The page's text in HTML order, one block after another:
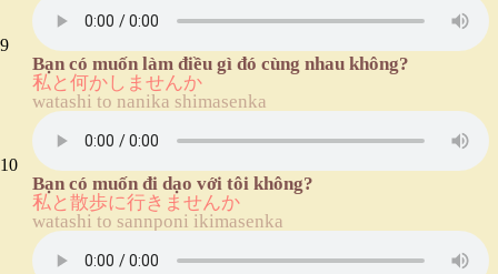
9
Bạn có muốn làm điều gì đó cùng nhau không?
私と何かしませんか
watashi to nanika shimasenka
10
Bạn có muốn đi dạo với tôi không?
私と散歩に行きませんか
watashi to sannponi ikimasenka